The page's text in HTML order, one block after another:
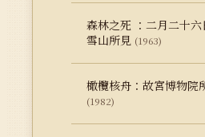
森林之死 ：二月二十六
雪山所見 (1963)
橄欖核舟：故宮博物院
(1982)